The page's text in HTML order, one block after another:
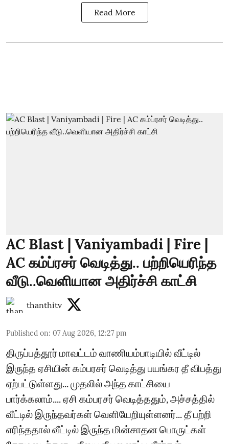
Read More
AC Blast | Vaniyambadi | Fire |
AC கம்ப்ரசர் வெடித்து.. பற்றியெரிந்த
வீடு..வெளியான அதிர்ச்சி காட்சி
thanthitv
Published on: 07 Aug 2026, 12:27 pm
திருப்பத்தூர் மாவட்டம் வாணியம்பாடியில் வீட்டில்
இருந்த ஏசியின் கம்பரசர் வெடித்து பயங்கர தீ விபத்து
ஏற்பட்டுள்ளது... முதலில் அந்த காட்சியை
பார்க்கலாம்.... ஏசி கம்பரசர் வெடித்ததும், அச்சத்தில்
வீட்டில் இருந்தவர்கள் வெளியேறியுள்ளனர்... தீ பற்றி
எரிந்ததால் வீட்டில் இருந்த மின்சாதன பொருட்கள்